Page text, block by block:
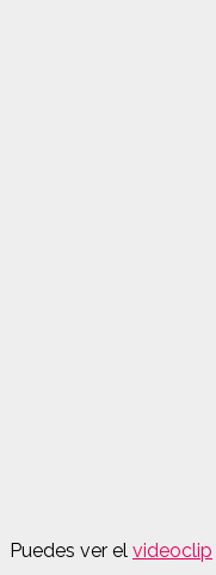
Puedes ver el videoclip